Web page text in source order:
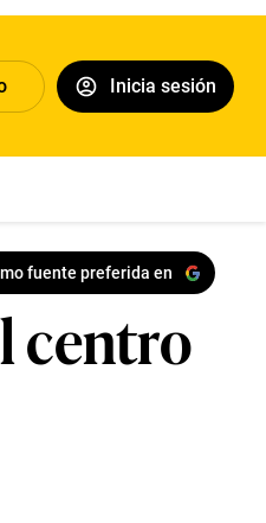
Inicia sesión
fuente preferida en
centro